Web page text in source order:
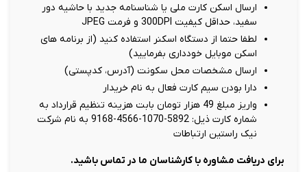
ارسال اسکن کارت ملی یا شناسنامه جدید با حاشیه دور
سفید، حداقل کیفیت 300DPI و فرمت JPEG
لطفا حتما از دستگاه اسکنر استفاده کنید (از برنامه های
اسکن موبایل خودداری بفرمایید)
ارسال مشخصات محل سکونت (آدرس، کدپستی)
دارا بودن سیم کارت فعال به نام خریدار
واریز مبلغ 49 هزار تومان بابت هزینه تنظیم قرارداد به
شماره کارت ذیل: 5892-1070-4566-9168 به نام شرکت
نیک راستین ارتباطات
برای دریافت مشاوره با کارشناسان ما در تماس باشید.